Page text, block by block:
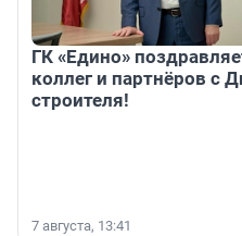
ГК «Едино»
коллег и партнёров с
строителя!
7 августа, 13:41